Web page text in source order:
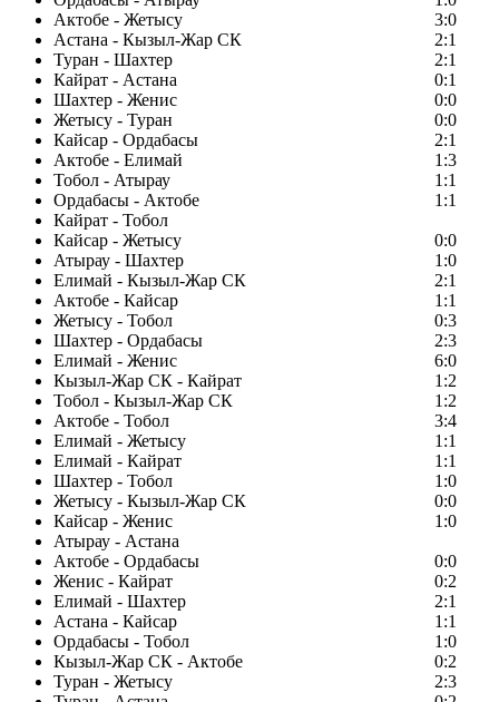
Актобе - Жетысу
3:0
Астана - Кызыл-Жар СК
2:1
Туран - Шахтер
2:1
Кайрат - Астана
0:1
Шахтер - Женис
0:0
Жетысу - Туран
0:0
Кайсар - Ордабасы
2:1
Актобе - Елимай
1:3
Тобол - Атырау
1:1
Ордабасы - Актобе
1:1
Кайрат - Тобол
Кайсар - Жетысу
0:0
Атырау - Шахтер
1:0
Елимай - Кызыл-Жар СК
2:1
Актобе - Кайсар
1:1
Жетысу - Тобол
0:3
Шахтер - Ордабасы
2:3
Елимай - Женис
6:0
Кызыл-Жар СК - Кайрат
1:2
Тобол - Кызыл-Жар СК
1:2
Актобе - Тобол
3:4
Елимай - Жетысу
1:1
Елимай - Кайрат
1:1
Шахтер - Тобол
1:0
Жетысу - Кызыл-Жар СК
0:0
Кайсар - Женис
1:0
Атырау - Астана
Актобе - Ордабасы
0:0
Женис - Кайрат
0:2
Елимай - Шахтер
2:1
Астана - Кайсар
1:1
Ордабасы - Тобол
1:0
Кызыл-Жар СК - Актобе
0:2
Туран - Жетысу
2:3